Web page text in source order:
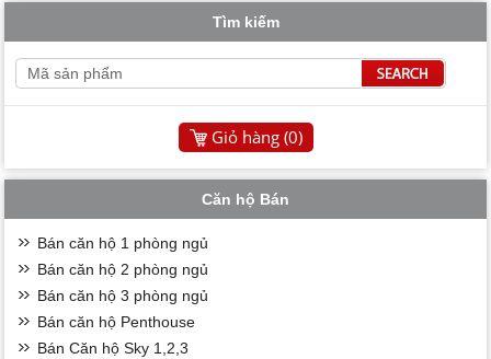
Tìm kiếm
Giỏ hàng (0)
Căn hộ Bán
Bán căn hộ 1 phòng ngủ
Bán căn hộ 2 phòng ngủ
Bán căn hộ 3 phòng ngủ
Bán căn hộ Penthouse
Bán Căn hộ Sky 1,2,3